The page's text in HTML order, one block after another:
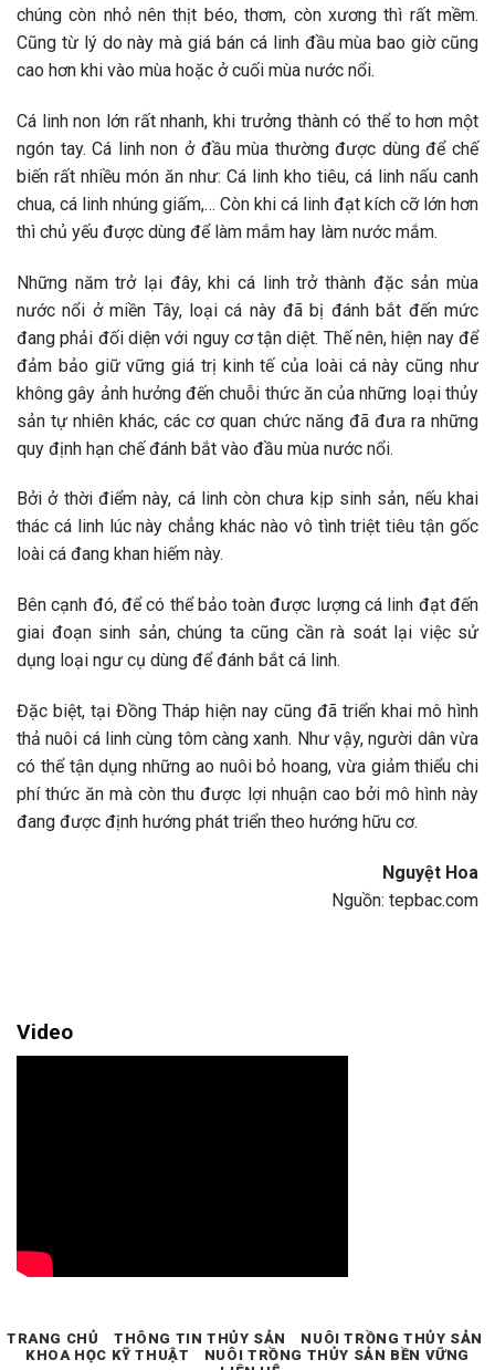
chúng còn nhỏ nên thịt béo, thơm, còn xương thì rất mềm.
Cũng từ lý do này mà giá bán cá linh đầu mùa bao giờ cũng
cao hơn khi vào mùa hoặc ở cuối mùa nước nổi.
Cá linh non lớn rất nhanh, khi trưởng thành có thể to hơn một
ngón tay. Cá linh non ở đầu mùa thường được dùng để chế
biến rất nhiều món ăn như: Cá linh kho tiêu, cá linh nấu canh
chua, cá linh nhúng giấm,… Còn khi cá linh đạt kích cỡ lớn hơn
thì chủ yếu được dùng để làm mắm hay làm nước mắm.
Những năm trở lại đây, khi cá linh trở thành đặc sản mùa
nước nổi ở miền Tây, loại cá này đã bị đánh bắt đến mức
đang phải đối diện với nguy cơ tận diệt. Thế nên, hiện nay để
đảm bảo giữ vững giá trị kinh tế của loài cá này cũng như
không gây ảnh hưởng đến chuỗi thức ăn của những loại thủy
sản tự nhiên khác, các cơ quan chức năng đã đưa ra những
quy định hạn chế đánh bắt vào đầu mùa nước nổi.
Bởi ở thời điểm này, cá linh còn chưa kịp sinh sản, nếu khai
thác cá linh lúc này chẳng khác nào vô tình triệt tiêu tận gốc
loài cá đang khan hiếm này.
Bên cạnh đó, để có thể bảo toàn được lượng cá linh đạt đến
giai đoạn sinh sản, chúng ta cũng cần rà soát lại việc sử
dụng loại ngư cụ dùng để đánh bắt cá linh.
Đặc biệt, tại Đồng Tháp hiện nay cũng đã triển khai mô hình
thả nuôi cá linh cùng tôm càng xanh. Như vậy, người dân vừa
có thể tận dụng những ao nuôi bỏ hoang, vừa giảm thiểu chi
phí thức ăn mà còn thu được lợi nhuận cao bởi mô hình này
đang được định hướng phát triển theo hướng hữu cơ.
Nguyệt Hoa
Nguồn: tepbac.com
Video
TRANG CHỦ THÔNG TIN THỦY SẢN
NUÔI TRỒNG THỦY SẢN
KHOA HỌC KỸ THUẬT
NUÔI TRỒNG THỦY SẢN BỀN VỮNG